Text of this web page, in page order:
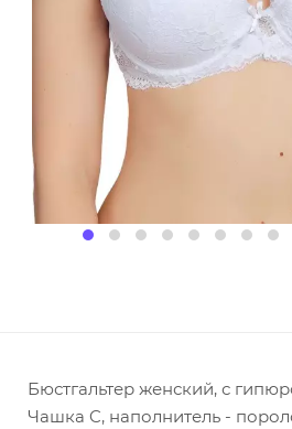
Бюстгальтер женский, с
Чашка C, наполнитель -